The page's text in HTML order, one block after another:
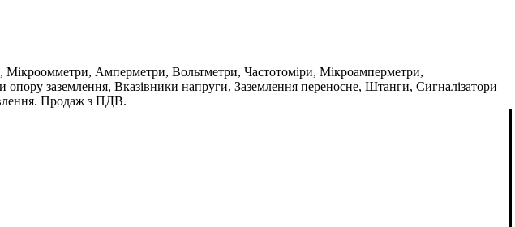
Амперметри, Вольтметри, Частотоміри, Мікроамперметри,
заземлення, Вказівники напруги, Заземлення переносне, Штанги, Сигналізатори
Продаж з ПДВ.